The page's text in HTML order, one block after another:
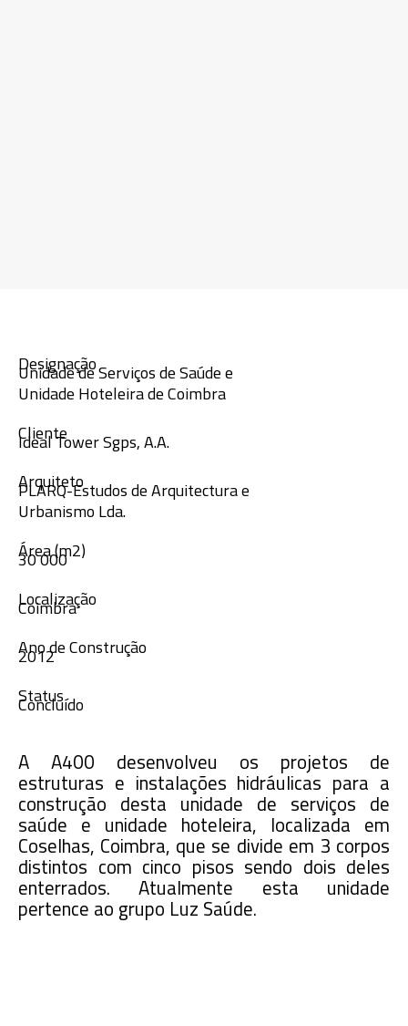
Designação
Unidade de Serviços de Saúde e
Unidade Hoteleira de Coimbra
Cliente
Ideal Tower Sgps, A.A.
Arquiteto
PLARQ-Estudos de Arquitectura e
Urbanismo Lda.
Área (m2)
30 000
Localização
Coimbra
Ano de Construção
2012
Status
Concluído
A A400 desenvolveu os projetos de
estruturas e instalações hidráulicas para a
construção desta unidade de serviços de
saúde e unidade hoteleira, localizada em
Coselhas, Coimbra, que se divide em 3 corpos
distintos com cinco pisos sendo dois deles
enterrados. Atualmente esta unidade
pertence ao grupo Luz Saúde.